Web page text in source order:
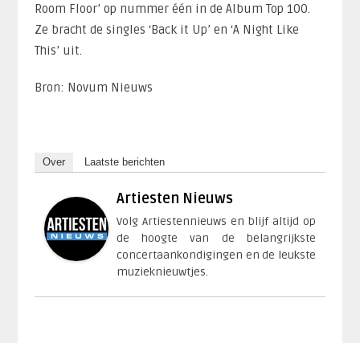
Room Floor’ op nummer één in de Album Top 100.
Ze bracht de singles ‘Back it Up’ en ‘A Night Like
This’ uit.
Bron: Novum Nieuws
Over Laatste berichten
Artiesten Nieuws
Volg Artiestennieuws en blijf altijd op
de hoogte van de belangrijkste
concertaankondigingen en de leukste
muzieknieuwtjes.